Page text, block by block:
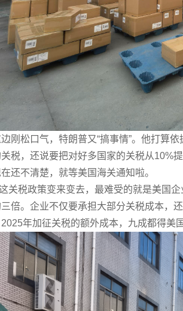
松口气，特朗普又“搞事情”。他打算依
税，还说要把对好多国家的关税从10%
还不清楚，就等美国海关通知啦。
税政策变来变去，最难受的就是美国企
倍。企业不仅要承担大部分关税成本，
年加征关税的额外成本，九成都得美